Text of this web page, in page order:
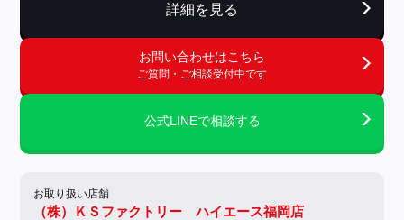
詳細を見る
お問い合わせはこちら
ご質問・ご相談受付中です
公式LINEで相談する
お取り扱い店舗
（株）ＫＳファクトリー ハイエース福岡店